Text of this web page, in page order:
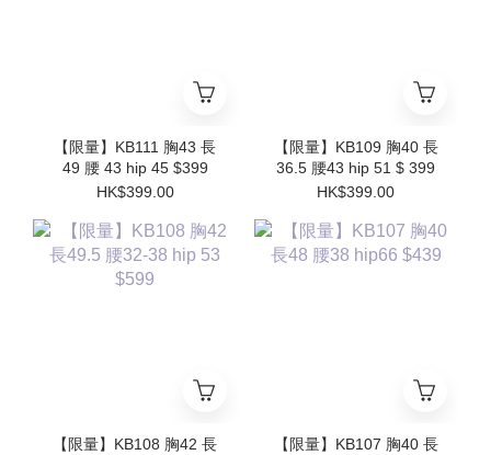
【限量】KB111 胸43 長
49 腰 43 hip 45 $399
HK$399.00
【限量】KB109 胸40 長
36.5 腰43 hip 51 $ 399
HK$399.00
【限量】KB108 胸42 長
【限量】KB107 胸40 長